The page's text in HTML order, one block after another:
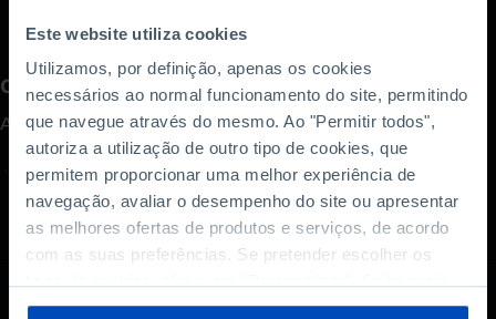
Este website utiliza cookies
Utilizamos, por definição, apenas os cookies
necessários ao normal funcionamento do site, permitindo
que navegue através do mesmo. Ao "Permitir todos",
autoriza a utilização de outro tipo de cookies, que
permitem proporcionar uma melhor experiência de
navegação, avaliar o desempenho do site ou apresentar
as melhores ofertas de produtos e serviços, de acordo
com as suas preferências. Se pretender escolher os
sobre cookies através da gestão de preferências ou da
Como avalia este conteúdo?
A sua opinião é importante.